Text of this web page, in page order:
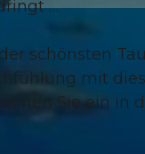
…
schönsten
mit
Sie ein in